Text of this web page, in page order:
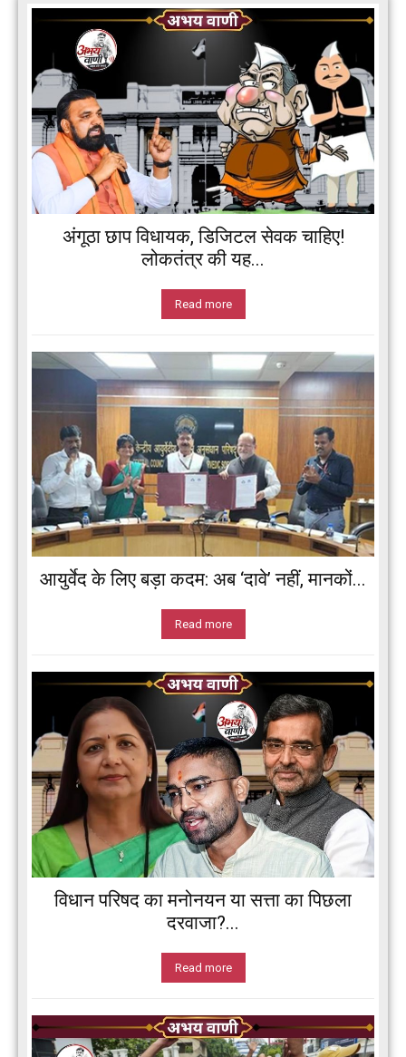
अंगूठा छाप विधायक, डिजिटल सेवक चाहिए!
लोकतंत्र की यह...
Read more
आयुर्वेद के लिए बड़ा कदम: अब ‘दावे’ नहीं, मानकों...
Read more
विधान परिषद का मनोनयन या सत्ता का पिछला
दरवाजा?...
Read more